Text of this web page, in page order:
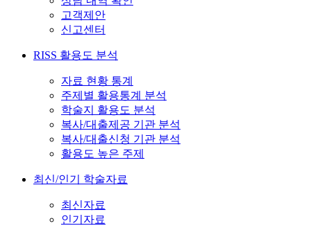
고객제안
신고센터
RISS 활용도 분석
자료 현황 통계
주제별 활용통계 분석
학술지 활용도 분석
복사/대출제공 기관 분석
복사/대출신청 기관 분석
활용도 높은 주제
최신/인기 학술자료
최신자료
인기자료